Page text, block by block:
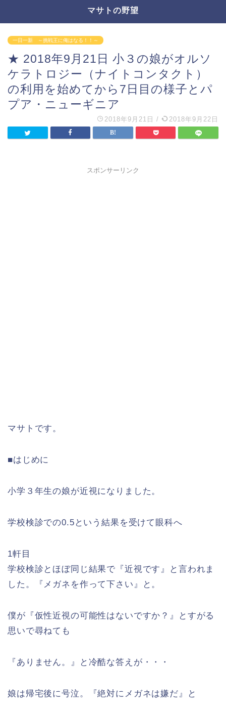
マサトの野望
一日一新 ～挑戦王に俺はなる！！～
★ 2018年9月21日 小３の娘がオルソ
ケラトロジー（ナイトコンタクト）
の利用を始めてから7日目の様子とパ
プア・ニューギニア
2018年9月21日 / 2018年9月22日
スポンサーリンク
マサトです。
■はじめに
小学３年生の娘が近視になりました。
学校検診での0.5という結果を受けて眼科へ
1軒目
学校検診とほぼ同じ結果で『近視です』と言われま
した。『メガネを作って下さい』と。
僕が『仮性近視の可能性はないですか？』とすがる
思いで尋ねても
『ありません。』と冷酷な答えが・・・
娘は帰宅後に号泣。『絶対にメガネは嫌だ』と